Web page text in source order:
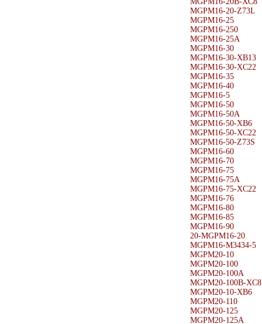
MGPM16-20-Z73L
MGPM16-25
MGPM16-250
MGPM16-25A
MGPM16-30
MGPM16-30-XB13
MGPM16-30-XC22
MGPM16-35
MGPM16-40
MGPM16-5
MGPM16-50
MGPM16-50A
MGPM16-50-XB6
MGPM16-50-XC22
MGPM16-50-Z73S
MGPM16-60
MGPM16-70
MGPM16-75
MGPM16-75A
MGPM16-75-XC22
MGPM16-76
MGPM16-80
MGPM16-85
MGPM16-90
20-MGPM16-20
MGPM16-M3434-5
MGPM20-10
MGPM20-100
MGPM20-100A
MGPM20-100B-XC8
MGPM20-10-XB6
MGPM20-110
MGPM20-125
MGPM20-125A